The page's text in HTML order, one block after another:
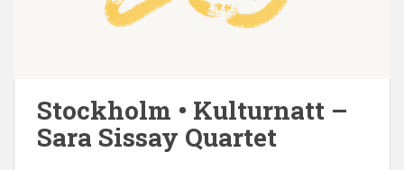
Stockholm • Kulturnatt –
Sara Sissay Quartet